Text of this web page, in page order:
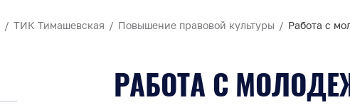
ТИК Тимашевская Повышение правовой культуры Работа с
РАБОТА С